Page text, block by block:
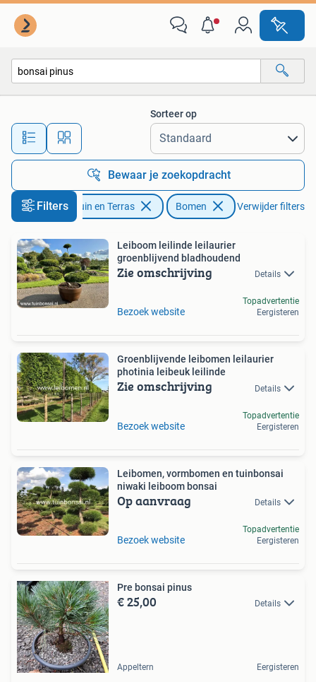
Alle afstanden…
Sorteer op
Bewaar je zoekopdracht
Filters Tuin en Terras Bomen Verwijder filters
Leiboom leilinde leilaurier
groenblijvend bladhoudend
Zie omschrijving Details
Bezoek website
Topadvertentie
Eergisteren
Groenblijvende leibomen leilaurier
photinia leibeuk leilinde
Zie omschrijving Details
Bezoek website
Topadvertentie
Eergisteren
Leibomen, vormbomen en tuinbonsai
niwaki leiboom bonsai
Op aanvraag Details
Bezoek website
Topadvertentie
Eergisteren
Pre bonsai pinus
€ 25,00 Details
Appeltern Eergisteren